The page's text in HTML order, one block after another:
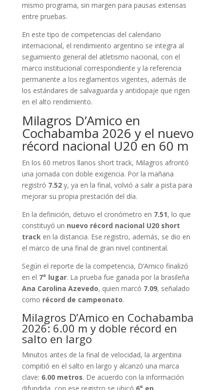
mismo programa, sin margen para pausas extensas
entre pruebas.
En este tipo de competencias del calendario
internacional, el rendimiento argentino se integra al
seguimiento general del atletismo nacional, con el
marco institucional correspondiente y la referencia
permanente a los reglamentos vigentes, además de
los estándares de salvaguarda y antidopaje que rigen
en el alto rendimiento.
Milagros D’Amico en
Cochabamba 2026 y el nuevo
récord nacional U20 en 60 m
En los 60 metros llanos short track, Milagros afrontó
una jornada con doble exigencia. Por la mañana
registró 7.52y, ya en la final, volvió a salir a pista para
mejorar su propia prestación del día.
En la definición, detuvo el cronómetro en 7.51, lo que
constituyó un nuevo récord nacional U20 short
tracken la distancia. Ese registro, además, se dio en
el marco de una final de gran nivel continental.
Según el reporte de la competencia, D’Amico finalizó
en el 7° lugar. La prueba fue ganada por la brasileña
Ana Carolina Azevedo, quien marcó 7.09, señalado
como récord de campeonato.
Milagros D’Amico en Cochabamba
2026: 6.00 m y doble récord en
salto en largo
Minutos antes de la final de velocidad, la argentina
compitió en el salto en largo y alcanzó una marca
clave: 6.00 metros. De acuerdo con la información